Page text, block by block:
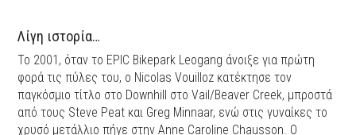
Λίγη ιστορία…
Το 2001, όταν το EPIC Bikepark Leogang άνοιξε για πρώτη
φορά τις πύλες του, ο Nicolas Vouilloz κατέκτησε τον
παγκόσμιο τίτλο στο Downhill στο Vail/Beaver Creek, μπροστά
από τους Steve Peat και Greg Minnaar, ενώ στις γυναίκες το
χρυσό μετάλλιο πήγε στην Anne Caroline Chausson. Ο